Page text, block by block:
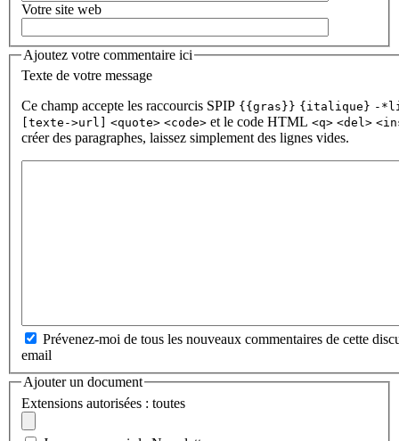
Votre site web
Ajoutez votre commentaire ici
Texte de votre message
Ce champ accepte les raccourcis SPIP {{gras}} {italique} -
[texte->url]
<quote> <code> et le code HTML <q> <del>
créer des paragraphes, laissez simplement des lignes vides.
Prévenez-moi de tous les nouveaux commentaires de cette
email
Ajouter un document
Extensions autorisées : toutes